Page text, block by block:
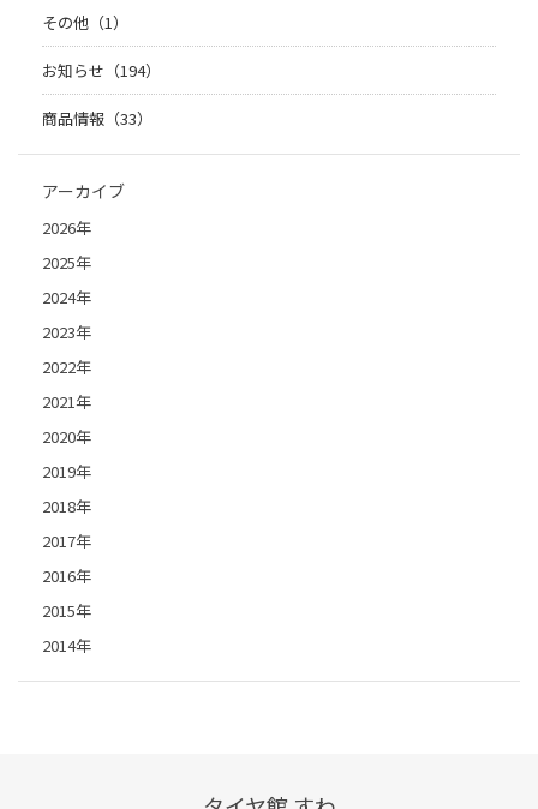
その他（1）
お知らせ（194）
商品情報（33）
アーカイブ
2026年
2025年
2024年
2023年
2022年
2021年
2020年
2019年
2018年
2017年
2016年
2015年
2014年